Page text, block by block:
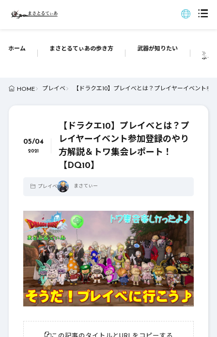
ホーム まさとるてぃあの歩き方 武器が知りたい
ぶっ
HOME プレイベ 【ドラクエ10】プレイべとは？プレイヤーイベント
05/04
2021
【ドラクエ10】プレイべとは？プ
レイヤーイベント参加登録のやり
方解説＆トワ集会レポート！
【DQ10】
プレイベ まさてぃー